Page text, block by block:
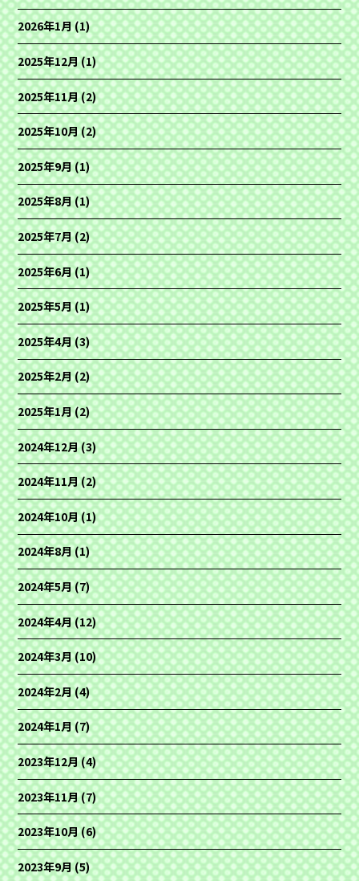
2026年1月(1)
2025年12月(1)
2025年11月(2)
2025年10月(2)
2025年9月(1)
2025年8月(1)
2025年7月(2)
2025年6月(1)
2025年5月(1)
2025年4月(3)
2025年2月(2)
2025年1月(2)
2024年12月(3)
2024年11月(2)
2024年10月(1)
2024年8月(1)
2024年5月(7)
2024年4月(12)
2024年3月(10)
2024年2月(4)
2024年1月(7)
2023年12月(4)
2023年11月(7)
2023年10月(6)
2023年9月(5)